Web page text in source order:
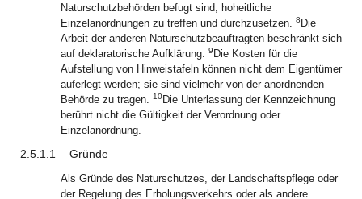
Naturschutzbehörden befugt sind, hoheitliche
Einzelanordnungen zu treffen und durchzusetzen. 8 Die
Arbeit der anderen Naturschutzbeauftragten beschränkt sich
auf deklaratorische Aufklärung. 9 Die Kosten für die
Aufstellung von Hinweistafeln können nicht dem Eigentümer
auferlegt werden; sie sind vielmehr von der anordnenden
Behörde zu tragen. 10Die Unterlassung der Kennzeichnung
berührt nicht die Gültigkeit der Verordnung oder
Einzelanordnung.
2.5.1.1 Gründe
Als Gründe des Naturschutzes, der Landschaftspflege oder
der Regelung des Erholungsverkehrs oder als andere